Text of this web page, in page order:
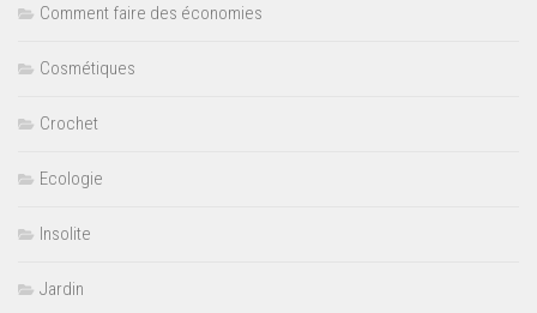
Comment faire des économies
Cosmétiques
Crochet
Ecologie
Insolite
Jardin